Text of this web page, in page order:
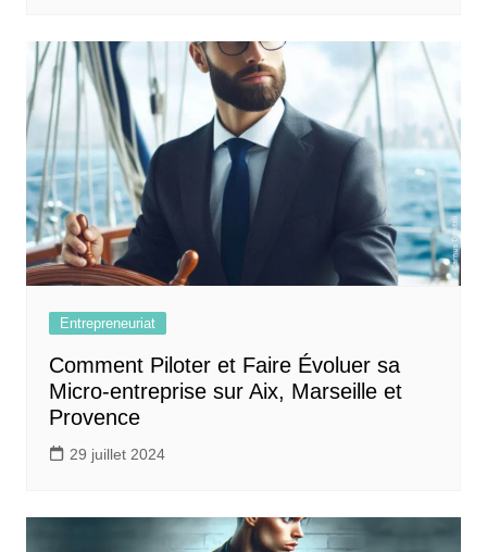
Entrepreneuriat
Comment Piloter et Faire Évoluer sa
Micro-entreprise sur Aix, Marseille et
Provence
29 juillet 2024